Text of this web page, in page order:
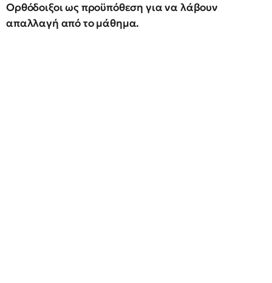
Ορθόδοιξοι ως προϋπόθεση για να λάβουν
απαλλαγή από το μάθημα.